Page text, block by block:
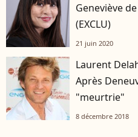
Geneviève
(EXCLU)
21 juin 2020
Laurent
Après
"meurtrie"
8 décembre 2018